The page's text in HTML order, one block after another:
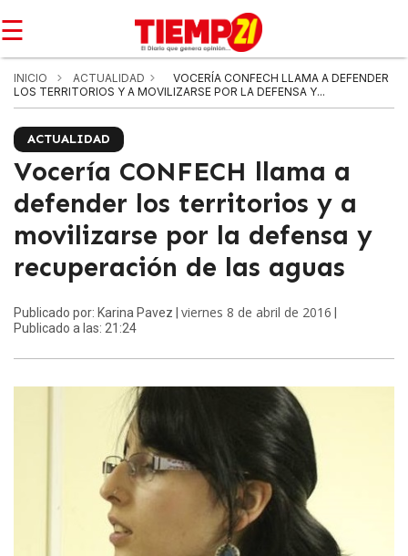
☰
INICIO ACTUALIDAD
VOCERÍA CONFECH LLAMA A DEFENDER
LOS TERRITORIOS Y A MOVILIZARSE POR LA DEFENSA Y...
ACTUALIDAD
Vocería CONFECH llama a
defender los territorios y a
movilizarse por la defensa y
recuperación de las aguas
Publicado por: Karina Pavez | viernes 8 de abril de 2016
Publicado a las: 21:24